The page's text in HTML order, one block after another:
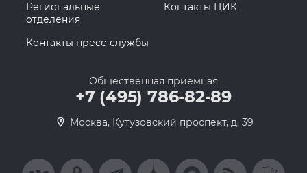
Региональные
отделения
Контакты ЦИК
Контакты пресс-службы
Общественная приемная
+7 (495) 786-82-89
Москва, Кутузовский проспект, д. 39